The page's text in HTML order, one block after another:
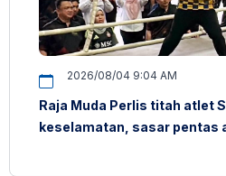
2026/08/04 9:04 AM
Raja Muda Perlis titah atlet
keselamatan, sasar pentas